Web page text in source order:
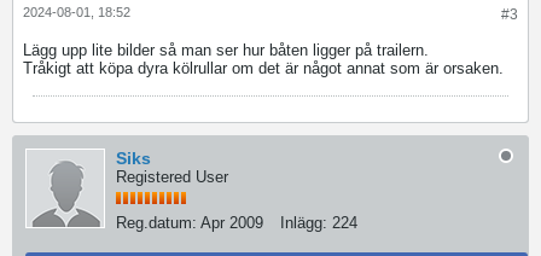
#3
2024-08-01, 18:52
Lägg upp lite bilder så man ser hur båten ligger på trailern.
Tråkigt att köpa dyra kölrullar om det är något annat som är orsaken.
Siks
Registered User
Reg.datum: Apr 2009 Inlägg: 224